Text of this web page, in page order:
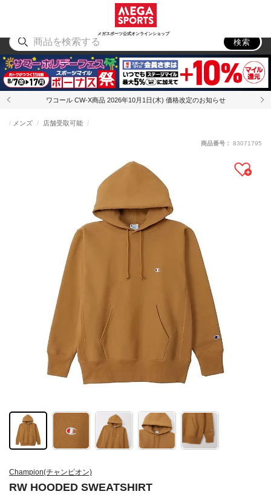
メガスポーツ公式オンラインショップ
アウトドア
検索
ワコール CW-X商品 2026年10月1日(木) 価格改定のお知らせ
Champion(チャンピオン)
RW HOODED SWEATSHIRT
メンズ 店舗受取可能
商品番号： 83071795